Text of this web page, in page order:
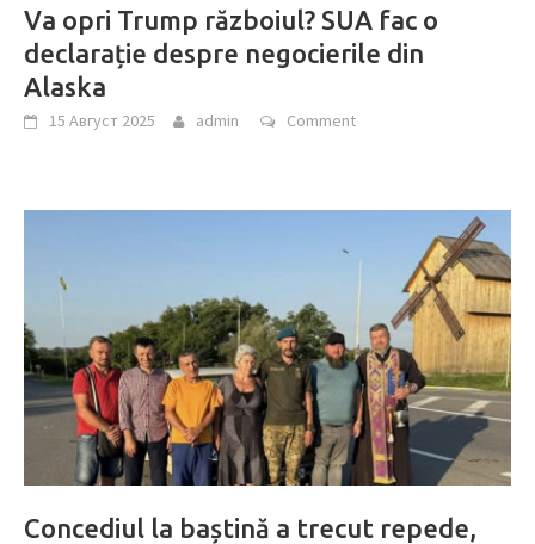
Va opri Trump războiul? SUA fac o
declarație despre negocierile din
Alaska
15 Август 2025 admin Comment
Concediul la baștină a trecut repede,